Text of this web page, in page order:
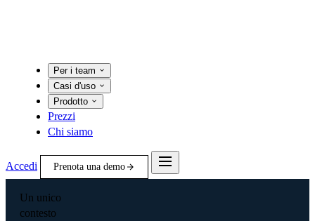
Per i team
Casi d'uso
Prodotto
Prezzi
Chi siamo
Accedi Prenota una demo
Un unico
contesto